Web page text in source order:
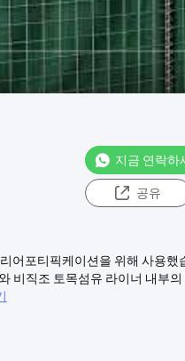
지금 연락하
공유
어포티픽케이션을 위해 사용했
비직조 토목섬유 라이너 내부